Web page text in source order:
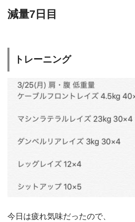
減量7日目
トレーニング
今日は疲れ気味だったので、